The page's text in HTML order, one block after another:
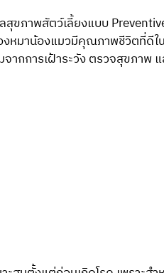
หมาน้องแมวมีคุณภาพชีวิตที่ดีใ
ากการเฝ้าระวัง ตรวจสุขภาพ